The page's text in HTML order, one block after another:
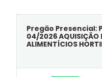
Pregão Presencial:
04/2026 AQUISIÇÃO
ALIMENTÍCIOS